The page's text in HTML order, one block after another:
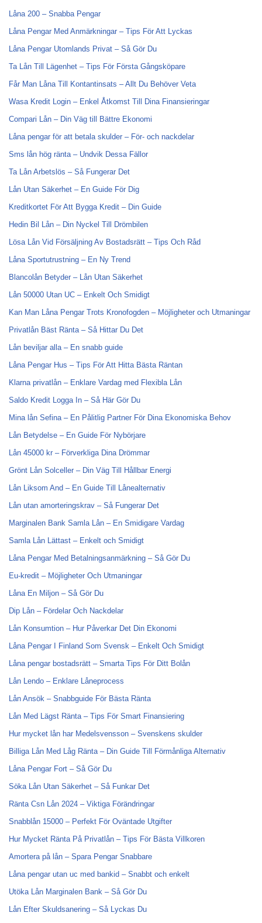
Låna 200 – Snabba Pengar
Låna Pengar Med Anmärkningar – Tips För Att Lyckas
Låna Pengar Utomlands Privat – Så Gör Du
Ta Lån Till Lägenhet – Tips För Första Gångsköpare
Får Man Låna Till Kontantinsats – Allt Du Behöver Veta
Wasa Kredit Login – Enkel Åtkomst Till Dina Finansieringar
Compari Lån – Din Väg till Bättre Ekonomi
Låna pengar för att betala skulder – För- och nackdelar
Sms lån hög ränta – Undvik Dessa Fällor
Ta Lån Arbetslös – Så Fungerar Det
Lån Utan Säkerhet – En Guide För Dig
Kreditkortet För Att Bygga Kredit – Din Guide
Hedin Bil Lån – Din Nyckel Till Drömbilen
Lösa Lån Vid Försäljning Av Bostadsrätt – Tips Och Råd
Låna Sportutrustning – En Ny Trend
Blancolån Betyder – Lån Utan Säkerhet
Lån 50000 Utan UC – Enkelt Och Smidigt
Kan Man Låna Pengar Trots Kronofogden – Möjligheter och Utmaningar
Privatlån Bäst Ränta – Så Hittar Du Det
Lån beviljar alla – En snabb guide
Låna Pengar Hus – Tips För Att Hitta Bästa Räntan
Klarna privatlån – Enklare Vardag med Flexibla Lån
Saldo Kredit Logga In – Så Här Gör Du
Mina lån Sefina – En Pålitlig Partner För Dina Ekonomiska Behov
Lån Betydelse – En Guide För Nybörjare
Lån 45000 kr – Förverkliga Dina Drömmar
Grönt Lån Solceller – Din Väg Till Hållbar Energi
Lån Liksom And – En Guide Till Lånealternativ
Lån utan amorteringskrav – Så Fungerar Det
Marginalen Bank Samla Lån – En Smidigare Vardag
Samla Lån Lättast – Enkelt och Smidigt
Låna Pengar Med Betalningsanmärkning – Så Gör Du
Eu-kredit – Möjligheter Och Utmaningar
Låna En Miljon – Så Gör Du
Dip Lån – Fördelar Och Nackdelar
Lån Konsumtion – Hur Påverkar Det Din Ekonomi
Låna Pengar I Finland Som Svensk – Enkelt Och Smidigt
Låna pengar bostadsrätt – Smarta Tips För Ditt Bolån
Lån Lendo – Enklare Låneprocess
Lån Ansök – Snabbguide För Bästa Ränta
Lån Med Lägst Ränta – Tips För Smart Finansiering
Hur mycket lån har Medelsvensson – Svenskens skulder
Billiga Lån Med Låg Ränta – Din Guide Till Förmånliga Alternativ
Låna Pengar Fort – Så Gör Du
Söka Lån Utan Säkerhet – Så Funkar Det
Ränta Csn Lån 2024 – Viktiga Förändringar
Snabblån 15000 – Perfekt För Oväntade Utgifter
Hur Mycket Ränta På Privatlån – Tips För Bästa Villkoren
Amortera på lån – Spara Pengar Snabbare
Låna pengar utan uc med bankid – Snabbt och enkelt
Utöka Lån Marginalen Bank – Så Gör Du
Lån Efter Skuldsanering – Så Lyckas Du